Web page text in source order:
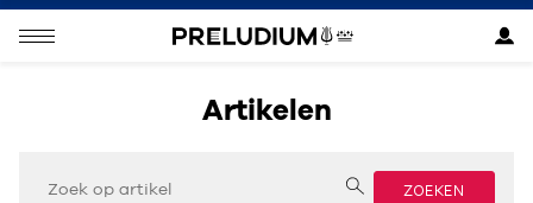
Artikelen
ZOEKEN